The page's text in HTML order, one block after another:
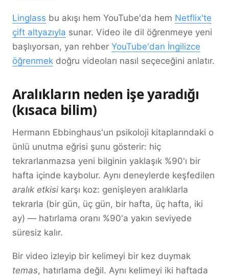
Linglass bu akışı hem YouTube'da hem Netflix'te
çift altyazıyla sunar. Video ile dil öğrenmeye yeni
başlıyorsan, yan rehber YouTube'dan İngilizce
öğrenmek doğru videoları nasıl seçeceğini anlatır.
Aralıkların neden işe yaradığı
(kısaca bilim)
Hermann Ebbinghaus'un psikoloji kitaplarındaki o
ünlü unutma eğrisi şunu gösterir: hiç
tekrarlanmazsa yeni bilginin yaklaşık %90'ı bir
hafta içinde kaybolur. Aynı deneylerde keşfedilen
aralık etkisi karşı koz: genişleyen aralıklarla
tekrarla (bir gün, üç gün, bir hafta, üç hafta, iki
ay) — hatırlama oranı %90'a yakın seviyede
süresiz kalır.
Bir video izleyip bir kelimeyi bir kez duymak
temas, hatırlama değil. Aynı kelimeyi iki haftada